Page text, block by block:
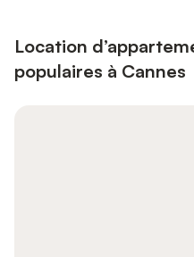
Location
populaires à Cannes